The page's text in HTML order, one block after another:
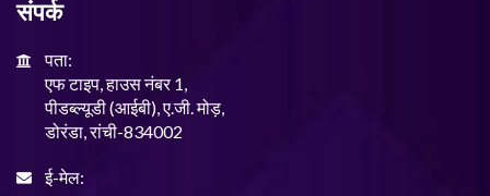
संपर्क
पता:
एफ टाइप, हाउस नंबर 1,
पीडब्ल्यूडी (आईबी), ए.जी. मोड़,
डोरंडा, रांची-834002
ई-मेल: